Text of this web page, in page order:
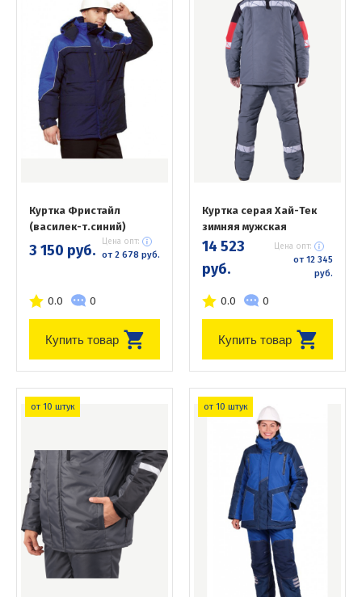
Куртка Фристайл
(василек-т.синий)
3 150 руб. Цена опт:
от 2 678 руб.
0.0 0
Купить товар
Куртка серая Хай-Тек
зимняя мужская
14 523
руб.
Цена опт:
от 12 345
руб.
0.0 0
Купить товар
от 10 штук от 10 штук